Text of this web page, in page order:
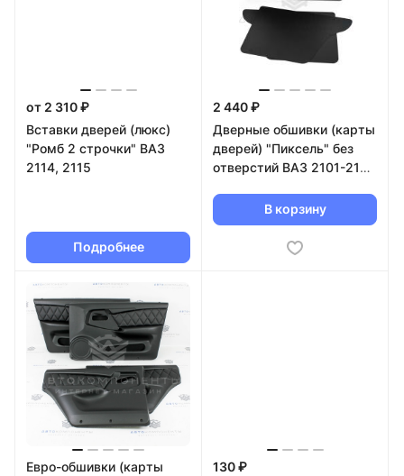
от 2 310 ₽
Вставки дверей (люкс)
"Ромб 2 строчки" ВАЗ
2114, 2115
Подробнее
2 440 ₽
Дверные обшивки (карты
дверей) "Пиксель" без
отверстий ВАЗ 2101-2107
В корзину
Евро-обшивки (карты
130 ₽